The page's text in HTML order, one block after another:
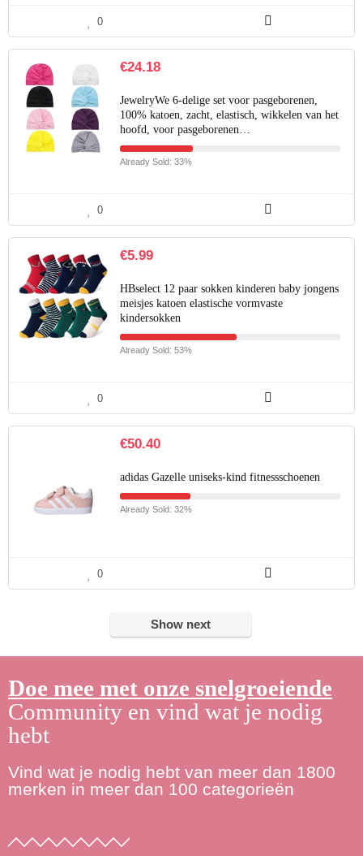
0
€24.18
JewelryWe 6-delige set voor pasgeborenen,
100% katoen, zacht, elastisch, wikkelen van het
hoofd, voor pasgeborenen…
Already Sold: 33%
0
€5.99
HBselect 12 paar sokken kinderen baby jongens
meisjes katoen elastische vormvaste
kindersokken
Already Sold: 53%
0
€50.40
adidas Gazelle uniseks-kind fitnessschoenen
Already Sold: 32%
0
Show next
Doe mee met onze snelgroeiende
Community en vind wat je nodig
hebt
Vind wat je nodig hebt van meer dan 1800
merken in meer dan 100 categorieën